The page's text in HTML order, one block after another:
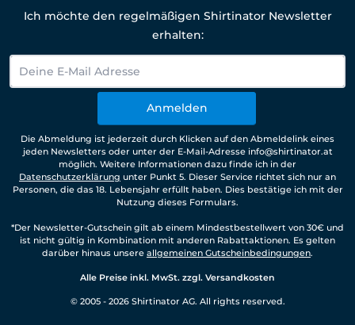
Ich möchte den regelmäßigen Shirtinator Newsletter
erhalten:
Anmelden
Die Abmeldung ist jederzeit durch Klicken auf den Abmeldelink eines
jeden Newsletters oder unter der E-Mail-Adresse info@shirtinator.at
möglich. Weitere Informationen dazu finde ich in der
Datenschutzerklärung unter Punkt 5. Dieser Service richtet sich nur an
Personen, die das 18. Lebensjahr erfüllt haben. Dies bestätige ich mit der
Nutzung dieses Formulars.
*Der Newsletter-Gutschein gilt ab einem Mindestbestellwert von 30€ und
ist nicht gültig in Kombination mit anderen Rabattaktionen. Es gelten
darüber hinaus unsere allgemeinen Gutscheinbedingungen.
Alle Preise inkl. MwSt. zzgl. Versandkosten
© 2005 - 2026 Shirtinator AG. All rights reserved.